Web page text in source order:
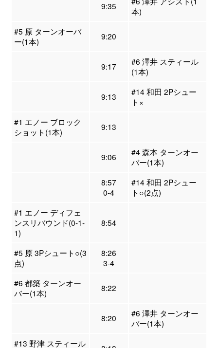
9:35
本)
#5 原 ターンオーバ
ー(1本)
9:20
9:17
#6 澤井 スティール
(1本)
9:13
#14 和田 2Pシュー
ト×
#1 エノー ブロック
ショット(1本)
9:13
9:06
#4 森本 ターンオー
バー(1本)
8:57
0-4
#14 和田 2Pシュー
ト○(2点)
#1 エノー ディフェ
ンスリバウンド(0-1-
1)
8:54
#5 原 3Pシュート○(3
点)
8:26
3-4
#6 都築 ターンオー
バー(1本)
8:22
8:20
#6 澤井 ターンオー
バー(1本)
#13 野津 スティール